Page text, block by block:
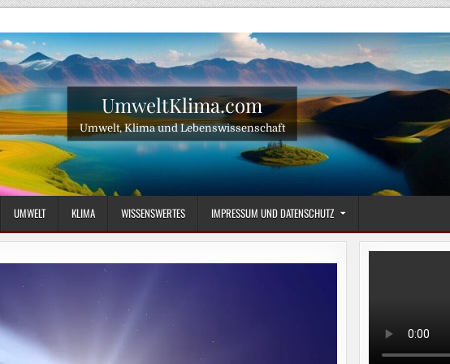
UmweltKlima.com
Umwelt, Klima und Lebenswissenschaft
UMWELT KLIMA WISSENSWERTES IMPRESSUM UND DATENSCHUTZ